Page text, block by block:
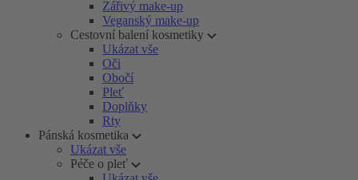
Zářivý make-up
Veganský make-up
Cestovní balení kosmetiky
Ukázat vše
Oči
Obočí
Pleť
Doplňky
Rty
Pánská kosmetika
Ukázat vše
Péče o pleť